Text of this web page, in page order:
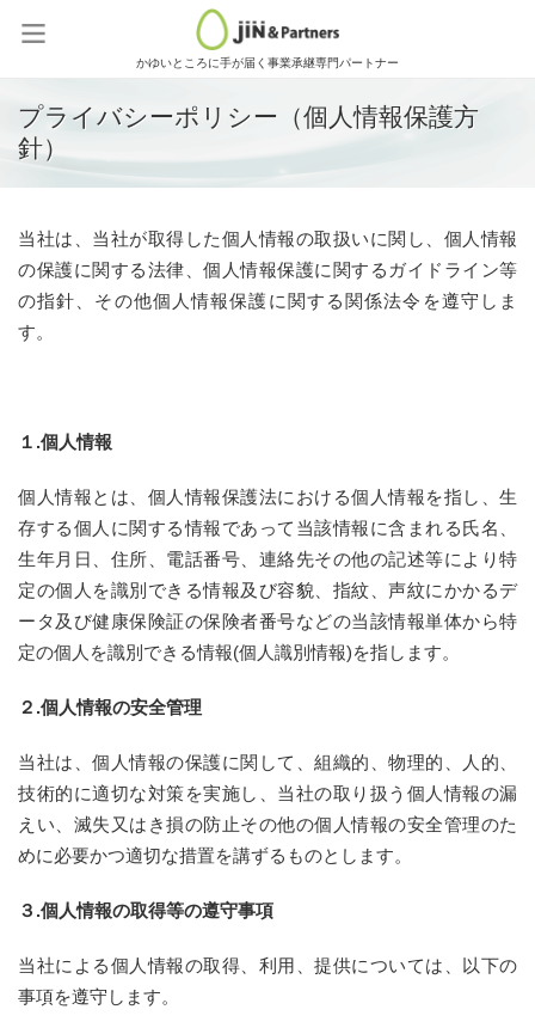
かゆいところに手が届く事業承継専門パートナー
プライバシーポリシー（個人情報保護方
針）
当社は、当社が取得した個人情報の取扱いに関し、個人情報
の保護に関する法律、個人情報保護に関するガイドライン等
の指針、その他個人情報保護に関する関係法令を遵守しま
す。
１.個人情報
個人情報とは、個人情報保護法における個人情報を指し、生
存する個人に関する情報であって当該情報に含まれる氏名、
生年月日、住所、電話番号、連絡先その他の記述等により特
定の個人を識別できる情報及び容貌、指紋、声紋にかかるデ
ータ及び健康保険証の保険者番号などの当該情報単体から特
定の個人を識別できる情報(個人識別情報)を指します。
２.個人情報の安全管理
当社は、個人情報の保護に関して、組織的、物理的、人的、
技術的に適切な対策を実施し、当社の取り扱う個人情報の漏
えい、滅失又はき損の防止その他の個人情報の安全管理のた
めに必要かつ適切な措置を講ずるものとします。
３.個人情報の取得等の遵守事項
当社による個人情報の取得、利用、提供については、以下の
事項を遵守します。